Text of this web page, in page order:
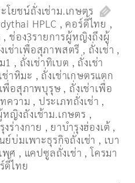
โยชน์ถั่งเช่าม.เกษตร
HPLC , คอร์ดี้ไทย ,
,ช่อง3รายการผู้หญิงถึงผู้
เช่าเพื่อสุภาพสตรี , ถั่งเช่า ,
1 , ถั่งเช่าทิเบต , ถั่งเช่า
ช่าหิมะ , ถั่งเช่าเกษตรแตก
เพื่อสุภาพบุรุษ , ถั่งเช่าเพื่อ
ความ , ประเภทถั่งเช่า ,
ญิงถังเช้าม.เกษตร ,
งร่างกาย , ยาบำรุงฮ่องเต้ ,
ย์บ่มเพาะธุรกิจถั่งเช่า , เบา
พศ , แคปซูลถั่งเช่า ,โครมา
ดี้ไทย